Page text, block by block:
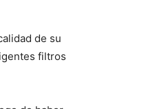
de su
filtros